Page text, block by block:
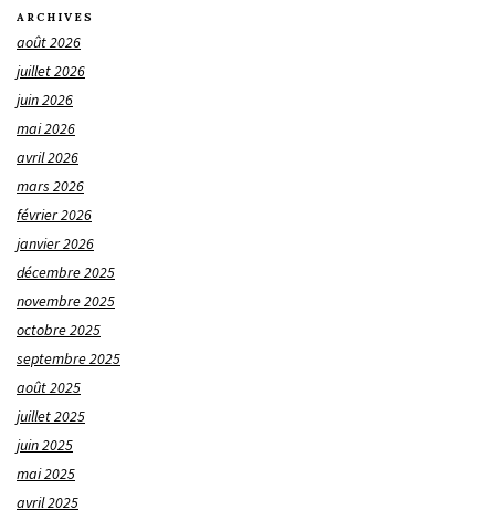
ARCHIVES
août 2026
juillet 2026
juin 2026
mai 2026
avril 2026
mars 2026
février 2026
janvier 2026
décembre 2025
novembre 2025
octobre 2025
septembre 2025
août 2025
juillet 2025
juin 2025
mai 2025
avril 2025